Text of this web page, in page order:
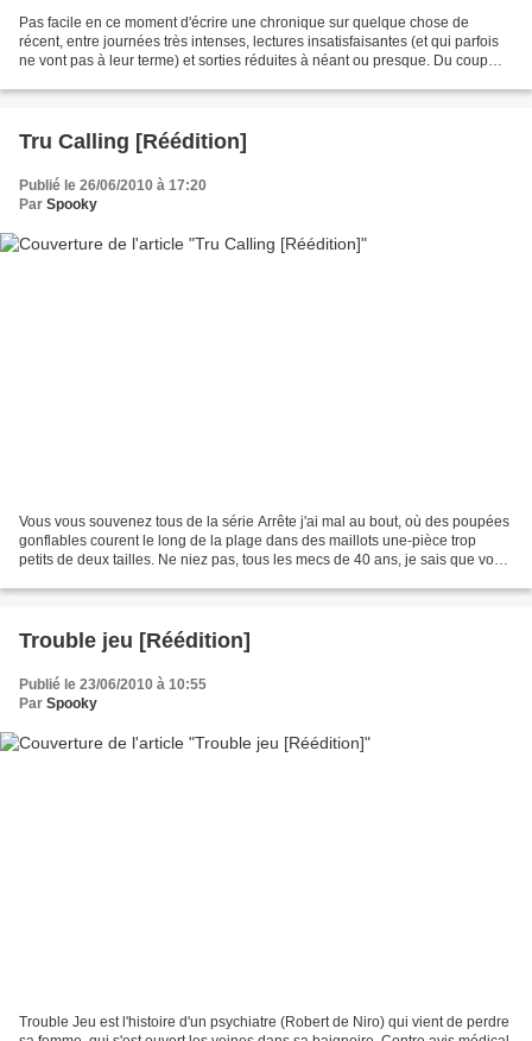
Pas facile en ce moment d'écrire une chronique sur quelque chose de
récent, entre journées très intenses, lectures insatisfaisantes (et qui parfois
ne vont pas à leur terme) et sorties réduites à néant ou presque. Du coup
Tru Calling [Réédition]
Publié le 26/06/2010 à 17:20
Par Spooky
Vous vous souvenez tous de la série Arrête j'ai mal au bout, où des poupées
gonflables courent le long de la plage dans des maillots une-pièce trop
petits de deux tailles. Ne niez pas, tous les mecs de 40 ans, je sais que vous
Trouble jeu [Réédition]
Publié le 23/06/2010 à 10:55
Par Spooky
Trouble Jeu est l'histoire d'un psychiatre (Robert de Niro) qui vient de perdre